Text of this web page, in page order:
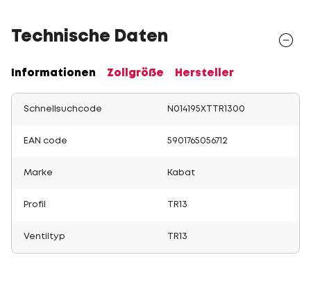
Technische Daten
Informationen Zollgröße Hersteller
Schnellsuchcode N014195XTTR1300
EAN code 5901765056712
Marke Kabat
Profil TR13
Ventiltyp TR13